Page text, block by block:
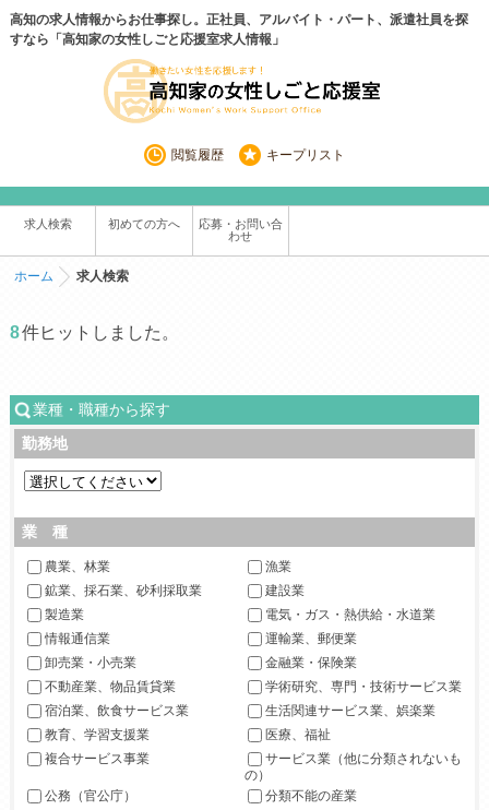
高知の求人情報からお仕事探し。正社員、アルバイト・パート、派遣社員を探
すなら「高知家の女性しごと応援室求人情報」
閲覧履歴 キープリスト
求人検索 初めての方へ
応募・お問い合
わせ
ホーム 求人検索
8件ヒットしました。
業種・職種から探す
勤務地
業 種
農業、林業
漁業
鉱業、採石業、砂利採取業
建設業
製造業
電気・ガス・熱供給・水道業
情報通信業
運輸業、郵便業
卸売業・小売業
金融業・保険業
不動産業、物品賃貸業
学術研究、専門・技術サービス業
宿泊業、飲食サービス業
生活関連サービス業、娯楽業
教育、学習支援業
医療、福祉
複合サービス事業
サービス業（他に分類されないも
の）
公務（官公庁）
分類不能の産業